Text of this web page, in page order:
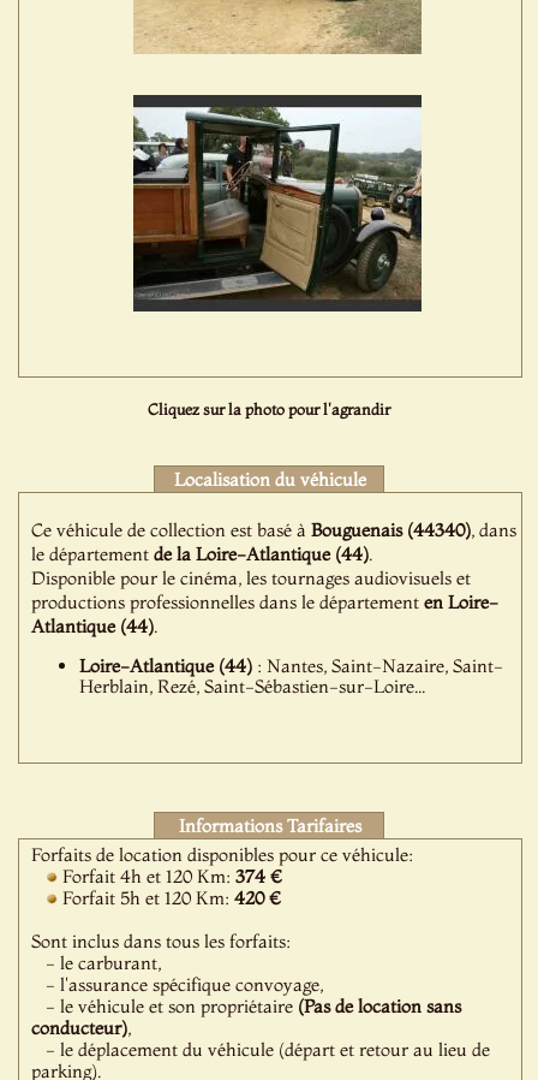
Cliquez sur la photo pour l'agrandir
Localisation du véhicule
Ce véhicule de collection est basé àBouguenais (44340), dans
le départementde la Loire-Atlantique (44).
Disponible pour le cinéma, les tournages audiovisuels et
productions professionnelles dans le départementen Loire-
Atlantique (44).
Loire-Atlantique (44) : Nantes, Saint-Nazaire, Saint-
Herblain, Rezé, Saint-Sébastien-sur-Loire...
Informations Tarifaires
Forfaits de location disponibles pour ce véhicule:
Forfait 4h et 120 Km:374 €
Forfait 5h et 120 Km:420 €
Sont inclus dans tous les forfaits:
- le carburant,
- l'assurance spécifique convoyage,
- le véhicule et son propriétaire (Pas de location sans
conducteur),
- le déplacement du véhicule (départ et retour au lieu de
parking).